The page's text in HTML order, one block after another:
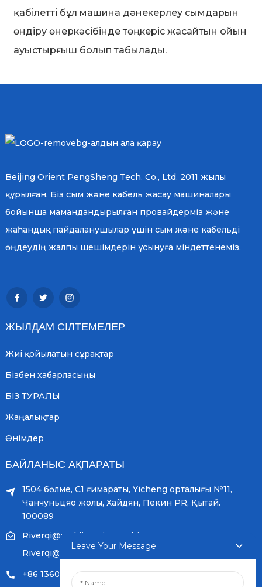
қабілетті бұл машина дәнекерлеу сымдарын
өндіру өнеркәсібінде төңкеріс жасайтын ойын
ауыстырғыш болып табылады.
Beijing Orient PengSheng Tech. Co., Ltd. 2011 жылы
құрылған. Біз сым және кабель жасау машиналары
бойынша мамандандырылған провайдерміз және
жаһандық пайдаланушылар үшін сым және кабельді
өңдеудің жалпы шешімдерін ұсынуға міндеттенеміз.
ЖЫЛДАМ СІЛТЕМЕЛЕР
Жиі қойылатын сұрақтар
Бізбен хабарласыңы
БІЗ ТУРАЛЫ
Жаңалықтар
Өнімдер
БАЙЛАНЫС АҚПАРАТЫ
1504 бөлме, С1 ғимараты, Yicheng орталығы №11,
Чанчуньцяо жолы, Хайдян, Пекин PR, Қытай.
100089
Riverqi@weldingwiremachine.com
Riverqi@vip.126.com
+86 13601249252
Leave Your Message